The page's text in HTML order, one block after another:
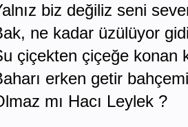
biz değiliz seni
ne kadar üzülüyor
çiçekten çiçeğe konan
erken getir
mı Hacı Leylek ?